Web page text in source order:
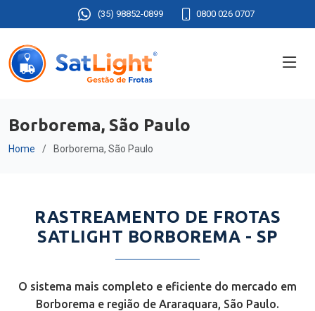
(35) 98852-0899 0800 026 0707
Borborema, São Paulo
Home Borborema, São Paulo
RASTREAMENTO DE FROTAS
SATLIGHT BORBOREMA - SP
O sistema mais completo e eficiente do mercado em
Borborema e região de Araraquara, São Paulo.